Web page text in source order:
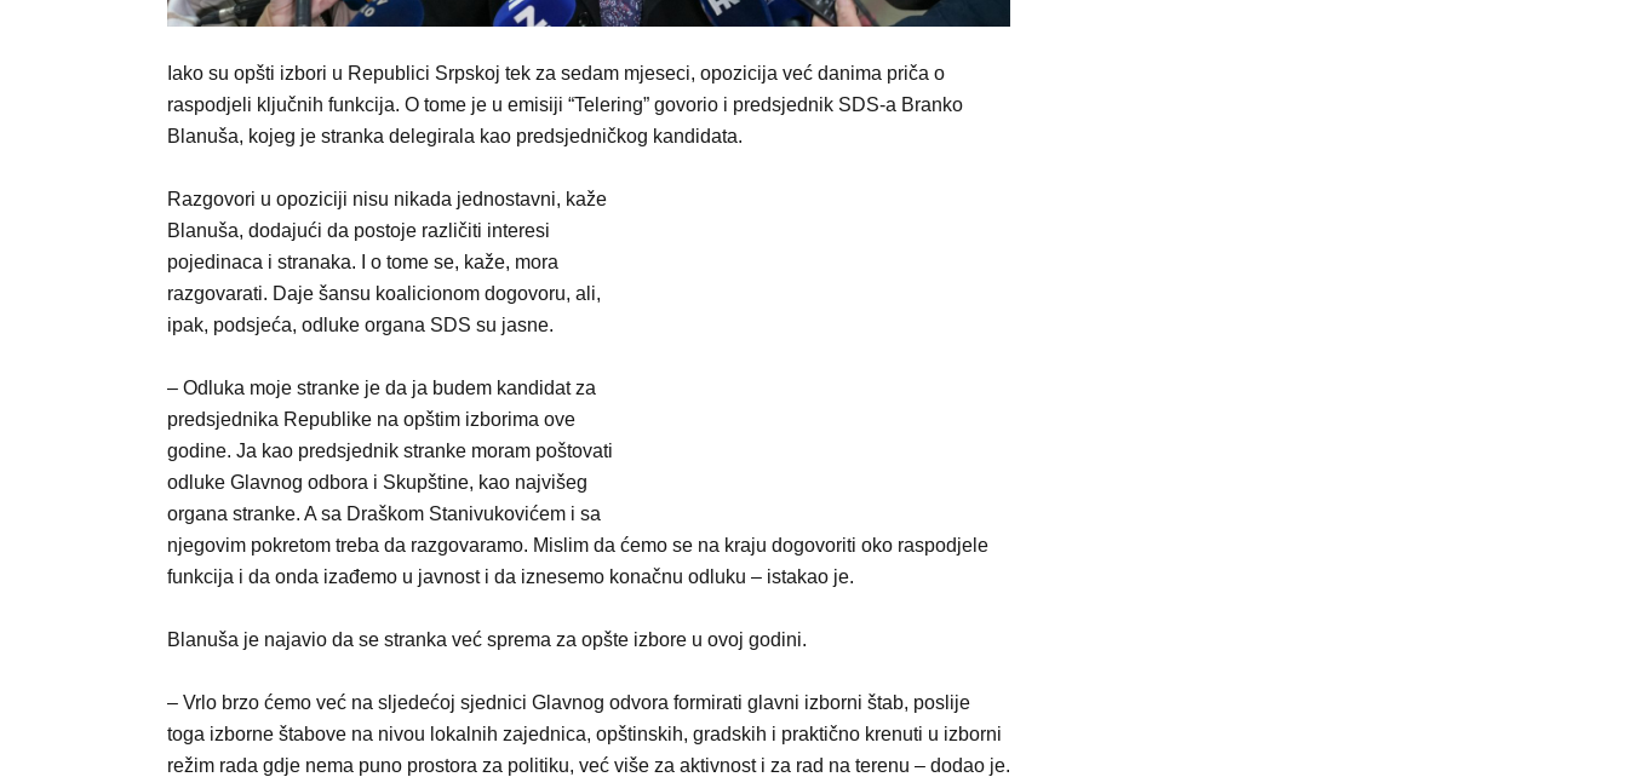
Iako su opšti izbori u Republici Srpskoj tek za sedam mjeseci, opozicija već danima priča o
raspodjeli ključnih funkcija. O tome je u emisiji “Telering” govorio i predsjednik SDS-a Branko
Blanuša, kojeg je stranka delegirala kao predsjedničkog kandidata.
Razgovori u opoziciji nisu nikada jednostavni, kaže
Blanuša, dodajući da postoje različiti interesi
pojedinaca i stranaka. I o tome se, kaže, mora
razgovarati. Daje šansu koalicionom dogovoru, ali,
ipak, podsjeća, odluke organa SDS su jasne.
– Odluka moje stranke je da ja budem kandidat za
predsjednika Republike na opštim izborima ove
godine. Ja kao predsjednik stranke moram poštovati
odluke Glavnog odbora i Skupštine, kao najvišeg
organa stranke. A sa Draškom Stanivukovićem i sa
njegovim pokretom treba da razgovaramo. Mislim da ćemo se na kraju dogovoriti oko raspodjele
funkcija i da onda izađemo u javnost i da iznesemo konačnu odluku – istakao je.
Blanuša je najavio da se stranka već sprema za opšte izbore u ovoj godini.
– Vrlo brzo ćemo već na sljedećoj sjednici Glavnog odvora formirati glavni izborni štab, poslije
toga izborne štabove na nivou lokalnih zajednica, opštinskih, gradskih i praktično krenuti u izborni
režim rada gdje nema puno prostora za politiku, već više za aktivnost i za rad na terenu – dodao je.